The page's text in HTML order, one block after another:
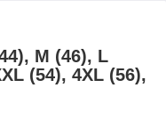
M (46), L
(54), 4XL (56),